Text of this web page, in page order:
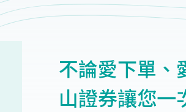
不論愛下單
山證券讓您一